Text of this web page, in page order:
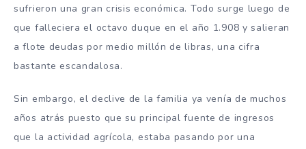
sufrieron una gran crisis económica. Todo surge luego de
que falleciera el octavo duque en el año 1.908 y salieran
a flote deudas por medio millón de libras, una cifra
bastante escandalosa.
Sin embargo, el declive de la familia ya venía de muchos
años atrás puesto que su principal fuente de ingresos
que la actividad agrícola, estaba pasando por una